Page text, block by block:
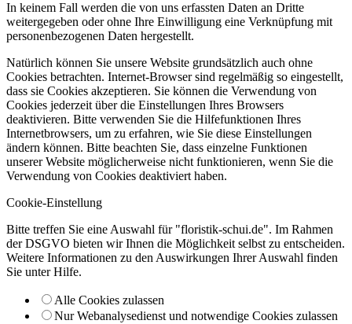
In keinem Fall werden die von uns erfassten Daten an Dritte
weitergegeben oder ohne Ihre Einwilligung eine Verknüpfung mit
personenbezogenen Daten hergestellt.
Natürlich können Sie unsere Website grundsätzlich auch ohne
Cookies betrachten. Internet-Browser sind regelmäßig so eingestellt,
dass sie Cookies akzeptieren. Sie können die Verwendung von
Cookies jederzeit über die Einstellungen Ihres Browsers
deaktivieren. Bitte verwenden Sie die Hilfefunktionen Ihres
Internetbrowsers, um zu erfahren, wie Sie diese Einstellungen
ändern können. Bitte beachten Sie, dass einzelne Funktionen
unserer Website möglicherweise nicht funktionieren, wenn Sie die
Verwendung von Cookies deaktiviert haben.
Cookie-Einstellung
Bitte treffen Sie eine Auswahl für "floristik-schui.de". Im Rahmen
der DSGVO bieten wir Ihnen die Möglichkeit selbst zu entscheiden.
Weitere Informationen zu den Auswirkungen Ihrer Auswahl finden
Sie unterHilfe.
Alle Cookies zulassen
Nur Webanalysedienst und notwendige Cookies zulassen